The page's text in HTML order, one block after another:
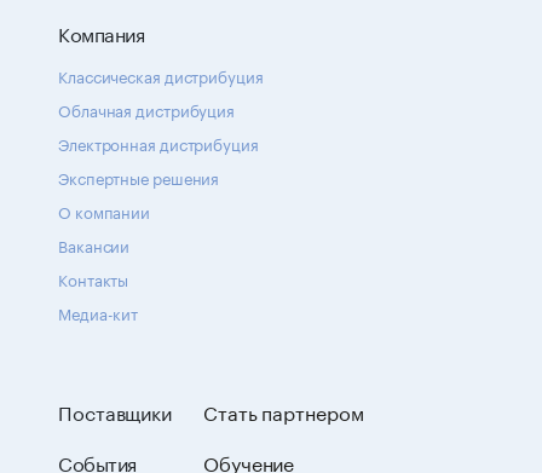
Компания
Классическая дистрибуция
Облачная дистрибуция
Электронная дистрибуция
Экспертные решения
О компании
Вакансии
Контакты
Медиа-кит
Поставщики
События
Стать партнером
Обучение